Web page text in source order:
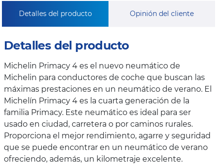
Detalles del producto Opinión del cliente
Detalles del producto
Michelin Primacy 4 es el nuevo neumático de
Michelin para conductores de coche que buscan las
máximas prestaciones en un neumático de verano. El
Michelín Primacy 4 es la cuarta generación de la
familia Primacy. Este neumático es ideal para ser
usado en ciudad, carretera o por caminos rurales.
Proporciona el mejor rendimiento, agarre y seguridad
que se puede encontrar en un neumático de verano
ofreciendo, además, un kilometraje excelente.